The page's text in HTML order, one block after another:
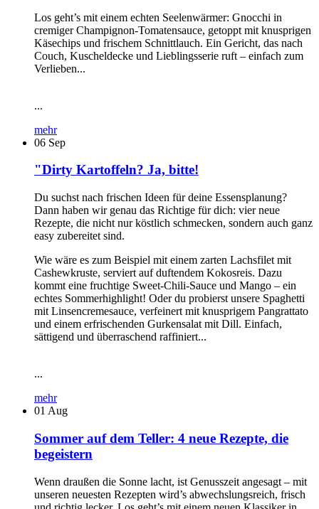
Los geht’s mit einem echten Seelenwärmer: Gnocchi in
cremiger Champignon-Tomatensauce, getoppt mit knusprigen
Käsechips und frischem Schnittlauch. Ein Gericht, das nach
Couch, Kuscheldecke und Lieblingsserie ruft – einfach zum
Verlieben...
...
mehr
06 Sep
"Dirty Kartoffeln? Ja, bitte!
Du suchst nach frischen Ideen für deine Essensplanung?
Dann haben wir genau das Richtige für dich: vier neue
Rezepte, die nicht nur köstlich schmecken, sondern auch ganz
easy zubereitet sind.
Wie wäre es zum Beispiel mit einem zarten Lachsfilet mit
Cashewkruste, serviert auf duftendem Kokosreis. Dazu
kommt eine fruchtige Sweet-Chili-Sauce und Mango – ein
echtes Sommerhighlight! Oder du probierst unsere Spaghetti
mit Linsencremesauce, verfeinert mit knusprigem Pangrattato
und einem erfrischenden Gurkensalat mit Dill. Einfach,
sättigend und überraschend raffiniert...
...
mehr
01 Aug
Sommer auf dem Teller: 4 neue Rezepte, die
begeistern
Wenn draußen die Sonne lacht, ist Genusszeit angesagt – mit
unseren neuesten Rezepten wird’s abwechslungsreich, frisch